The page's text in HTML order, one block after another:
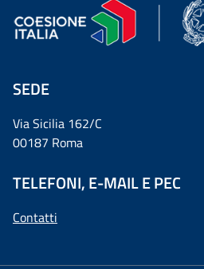
SEDE
Via Sicilia 162/C
00187 Roma
TELEFONI, E-MAIL E PEC
Contatti